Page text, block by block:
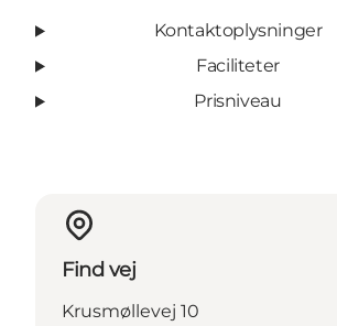
Kontaktoplysninger
Faciliteter
Prisniveau
Find vej
Krusmøllevej 10